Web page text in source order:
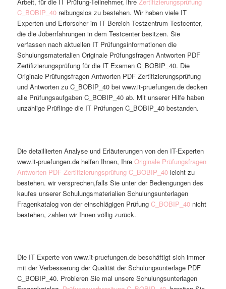
Arbeit, für die IT Prüfung-Teilnehmer, ihreZertifizierungsprüfung
C_BOBIP_40 reibungslos zu bestehen. Wir haben viele IT
Experten und Erforscher im IT Bereich Testzentrum Testcenter,
die die Joberrfahrungen in dem Testcenter besitzen. Sie
verfassen nach aktuellen IT Prüfungsinformationen die
Schulungsmaterialien Originale Prüfungsfragen Antworten PDF
Zertifizierungsprüfung für die IT Examen C_BOBIP_40. Die
Originale Prüfungsfragen Antworten PDF Zertifizierungsprüfung
und Antworten zu C_BOBIP_40 bei www.it-pruefungen.de decken
alle Prüfungsaufgaben C_BOBIP_40 ab. Mit unserer Hilfe haben
unzählige Prüflinge die IT Prüfungen C_BOBIP_40 bestanden.
Die detaillierten Analyse und Erläuterungen von den IT-Experten
www.it-pruefungen.de helfen Ihnen, IhreOriginale Prüfungsfragen
Antworten PDF Zertifizierungsprüfung C_BOBIP_40 leicht zu
bestehen. wir versprechen,falls Sie unter der Bediengungen des
kaufes unserer Schulungsmaterialien Schulungsunterlagen
Fragenkatalog von der einschlägigen PrüfungC_BOBIP_40 nicht
bestehen, zahlen wir Ihnen völlig zurück.
Die IT Experte von www.it-pruefungen.de beschäftigt sich immer
mit der Verbesserung der Qualität der Schulungsunterlage PDF
C_BOBIP_40. Probieren Sie mal unsere Schulungsunterlagen